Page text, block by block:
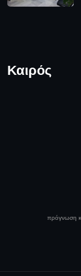
Καιρός
πρόγνωση